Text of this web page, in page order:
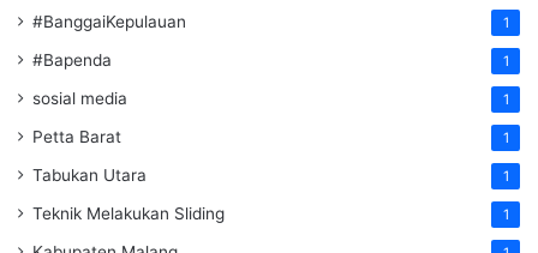
#BanggaiKepulauan 1
#Bapenda 1
sosial media 1
Petta Barat 1
Tabukan Utara 1
Teknik Melakukan Sliding 1